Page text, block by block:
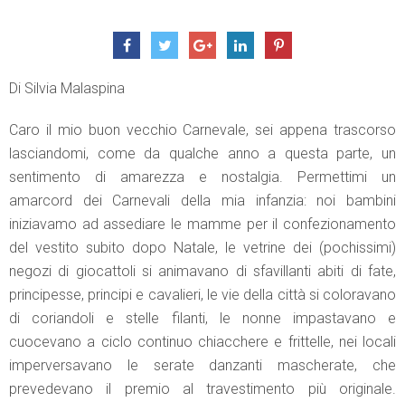
Di Silvia Malaspina
Caro il mio buon vecchio Carnevale, sei appena trascorso
lasciandomi, come da qualche anno a questa parte, un
sentimento di amarezza e nostalgia. Permettimi un
amarcord dei Carnevali della mia infanzia: noi bambini
iniziavamo ad assediare le mamme per il confezionamento
del vestito subito dopo Natale, le vetrine dei (pochissimi)
negozi di giocattoli si animavano di sfavillanti abiti di fate,
principesse, principi e cavalieri, le vie della città si coloravano
di coriandoli e stelle filanti, le nonne impastavano e
cuocevano a ciclo continuo chiacchere e frittelle, nei locali
imperversavano le serate danzanti mascherate, che
prevedevano il premio al travestimento più originale.